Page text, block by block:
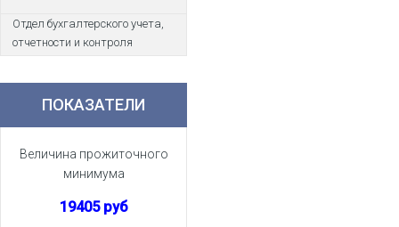
Отдел бухгалтерского учета,
отчетности и контроля
ПОКАЗАТЕЛИ
Величина прожиточного
минимума
19405 руб